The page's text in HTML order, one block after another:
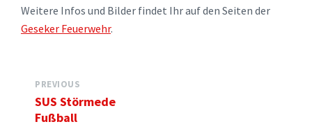
Weitere Infos und Bilder findet Ihr auf den Seiten der
Geseker Feuerwehr.
PREVIOUS
SUS Störmede
Fußball